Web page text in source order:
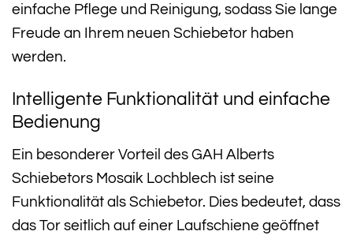
einfache Pflege und Reinigung, sodass Sie lange
Freude an Ihrem neuen Schiebetor haben
werden.
Intelligente Funktionalität und einfache
Bedienung
Ein besonderer Vorteil des GAH Alberts
Schiebetors Mosaik Lochblech ist seine
Funktionalität als Schiebetor. Dies bedeutet, dass
das Tor seitlich auf einer Laufschiene geöffnet